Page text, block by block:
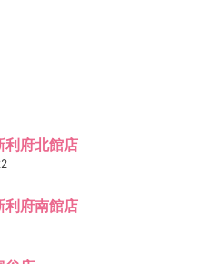
府北館店
府南館店